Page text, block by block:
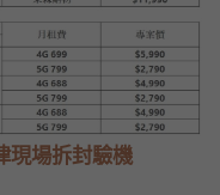
現場拆封驗機